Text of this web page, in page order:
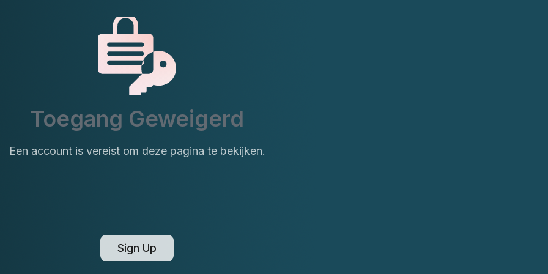
Toegang Geweigerd
Een account is vereist om deze pagina te bekijken.
Sign Up